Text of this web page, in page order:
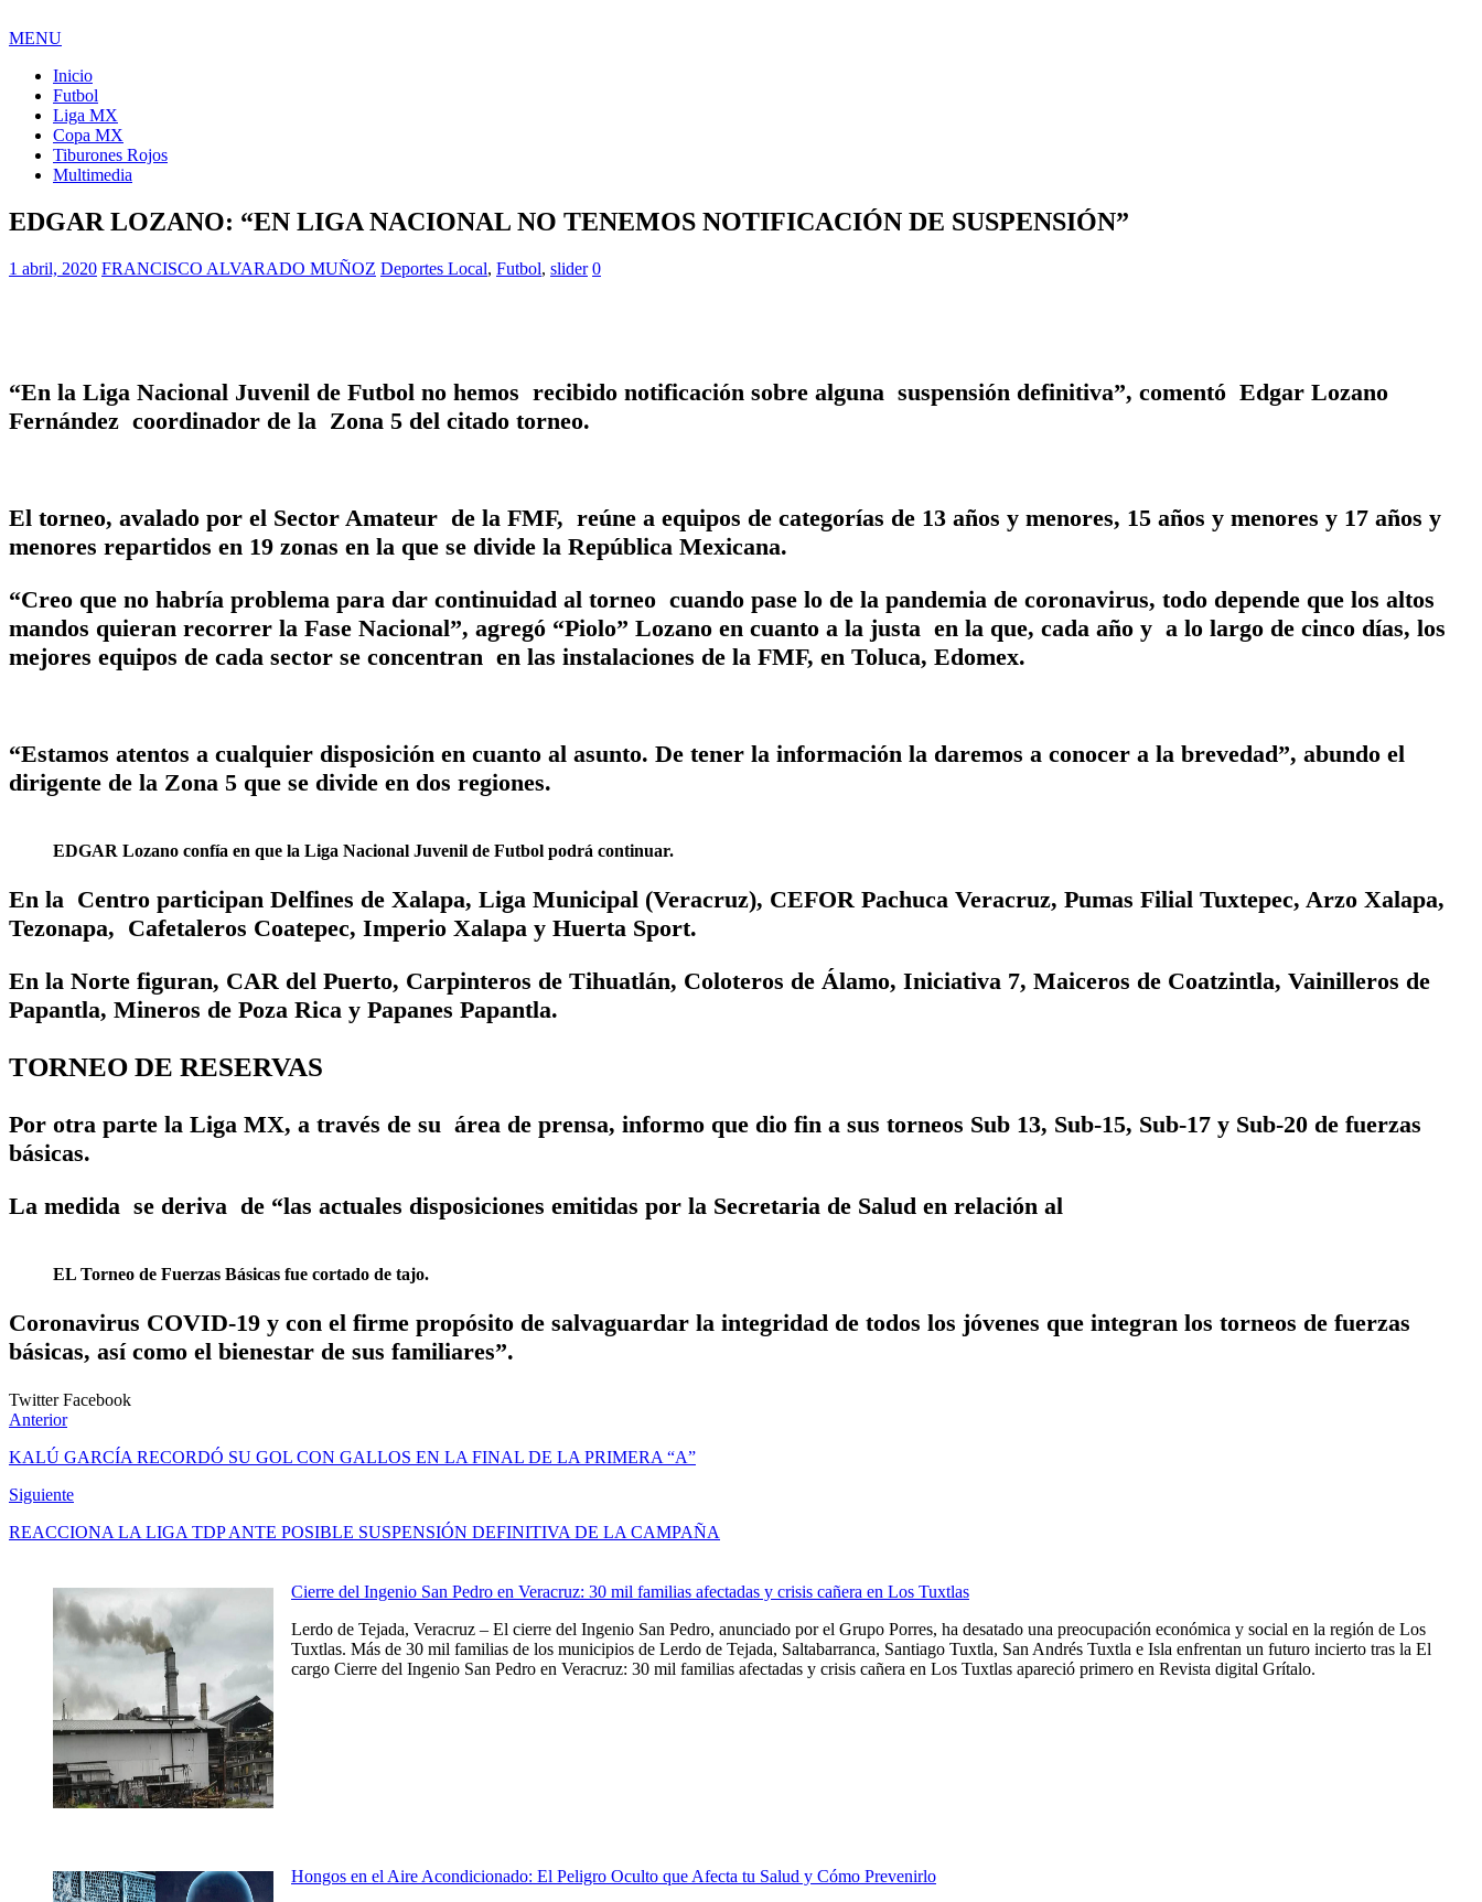
MENU
Inicio
Futbol
Liga MX
Copa MX
Tiburones Rojos
Multimedia
EDGAR LOZANO: “EN LIGA NACIONAL NO TENEMOS NOTIFICACIÓN DE SUSPENSIÓN”
1 abril, 2020 FRANCISCO ALVARADO MUÑOZ Deportes Local, Futbol, slider 0
“En la Liga Nacional Juvenil de Futbol no hemos recibido notificación sobre alguna suspensión definitiva”, comentó Edgar Lozano
Fernández coordinador de la Zona 5 del citado torneo.
El torneo, avalado por el Sector Amateur de la FMF, reúne a equipos de categorías de 13 años y menores, 15 años y menores y 17 años y
menores repartidos en 19 zonas en la que se divide la República Mexicana.
“Creo que no habría problema para dar continuidad al torneo cuando pase lo de la pandemia de coronavirus, todo depende que los altos
mandos quieran recorrer la Fase Nacional”, agregó “Piolo” Lozano en cuanto a la justa en la que, cada año y a lo largo de cinco días, los
mejores equipos de cada sector se concentran en las instalaciones de la FMF, en Toluca, Edomex.
“Estamos atentos a cualquier disposición en cuanto al asunto. De tener la información la daremos a conocer a la brevedad”, abundo el
dirigente de la Zona 5 que se divide en dos regiones.
EDGAR Lozano confía en que la Liga Nacional Juvenil de Futbol podrá continuar.
En la Centro participan Delfines de Xalapa, Liga Municipal (Veracruz), CEFOR Pachuca Veracruz, Pumas Filial Tuxtepec, Arzo Xalapa,
Tezonapa, Cafetaleros Coatepec, Imperio Xalapa y Huerta Sport.
En la Norte figuran, CAR del Puerto, Carpinteros de Tihuatlán, Coloteros de Álamo, Iniciativa 7, Maiceros de Coatzintla, Vainilleros de
Papantla, Mineros de Poza Rica y Papanes Papantla.
TORNEO DE RESERVAS
Por otra parte la Liga MX, a través de su área de prensa, informo que dio fin a sus torneos Sub 13, Sub-15, Sub-17 y Sub-20 de fuerzas
básicas.
La medida se deriva de “las actuales disposiciones emitidas por la Secretaria de Salud en relación al
EL Torneo de Fuerzas Básicas fue cortado de tajo.
Coronavirus COVID-19 y con el firme propósito de salvaguardar la integridad de todos los jóvenes que integran los torneos de fuerzas
básicas, así como el bienestar de sus familiares”.
TwitterFacebook
Anterior
KALÚ GARCÍA RECORDÓ SU GOL CON GALLOS EN LA FINAL DE LA PRIMERA “A”
Siguiente
REACCIONA LA LIGA TDP ANTE POSIBLE SUSPENSIÓN DEFINITIVA DE LA CAMPAÑA
Cierre del Ingenio San Pedro en Veracruz: 30 mil familias afectadas y crisis cañera en Los Tuxtlas
Lerdo de Tejada, Veracruz – El cierre del Ingenio San Pedro, anunciado por el Grupo Porres, ha desatado una preocupación económica y social en la región de Los
Tuxtlas. Más de 30 mil familias de los municipios de Lerdo de Tejada, Saltabarranca, Santiago Tuxtla, San Andrés Tuxtla e Isla enfrentan un futuro incierto tras la El
cargo Cierre del Ingenio San Pedro en Veracruz: 30 mil familias afectadas y crisis cañera en Los Tuxtlas apareció primero en Revista digital Grítalo.
Hongos en el Aire Acondicionado: El Peligro Oculto que Afecta tu Salud y Cómo Prevenirlo